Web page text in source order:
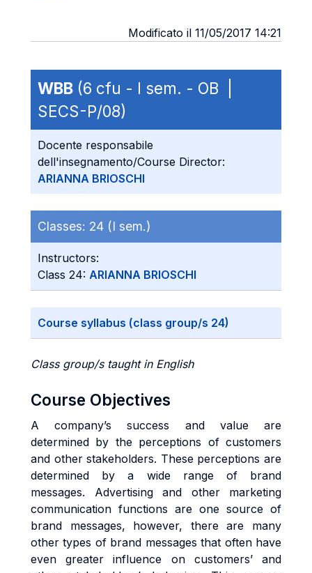
Modificato il 11/05/2017 14:21
WBB (6 cfu - I sem. - OB |
SECS-P/08)
Docente responsabile
dell'insegnamento/Course Director:
ARIANNA BRIOSCHI
Classes: 24 (I sem.)
Instructors:
Class 24: ARIANNA BRIOSCHI
Course syllabus (class group/s 24)
Class group/s taught in English
Course Objectives
A company’s success and value are
determined by the perceptions of customers
and other stakeholders. These perceptions are
determined by a wide range of brand
messages. Advertising and other marketing
communication functions are one source of
brand messages, however, there are many
other types of brand messages that often have
even greater influence on customers’ and